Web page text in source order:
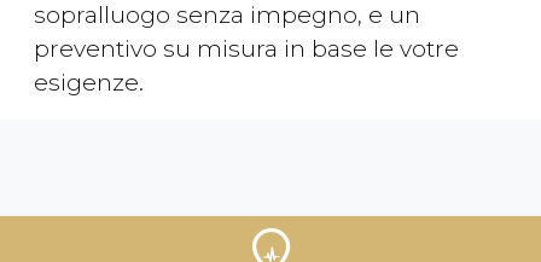
sopralluogo senza impegno, e un
preventivo su misura in base le votre
esigenze.